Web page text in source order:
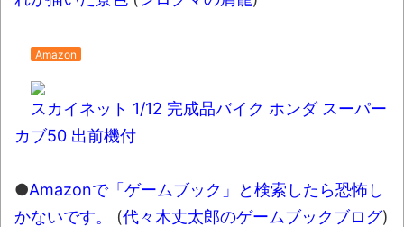
wwwwwwwwwwww
全方位青い芝包囲網すぎて色々見失う、新
見ていると！悲しくなってしまう猫の画像
の数々！！
Amazon
スカイネット 1/12 完成品バイク ホンダ スーパー
カブ50 出前機付
●Amazonで「ゲームブック」と検索したら恐怖し
かないです。
(代々木丈太郎のゲームブックブログ)